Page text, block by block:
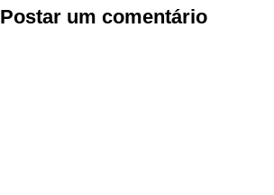
Postar um comentário